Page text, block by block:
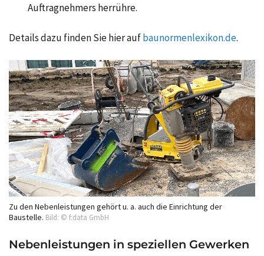
Auftragnehmers herrühre.
Details dazu finden Sie hier aufbaunormenlexikon.de.
Zu den Nebenleistungen gehört u. a. auch die Einrichtung der
Baustelle. Bild: © f:data GmbH
Nebenleistungen in speziellen Gewerken